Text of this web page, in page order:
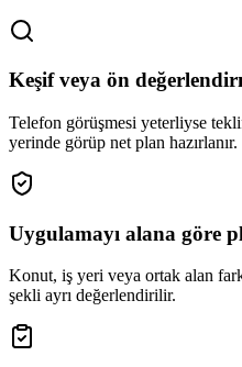
Keşif veya ön
Telefon görüşmesi yeterliyse
yerinde görüp net plan hazırlanır.
Uygulamayı alana göre
Konut, iş yeri veya ortak alan
şekli ayrı değerlendirilir.